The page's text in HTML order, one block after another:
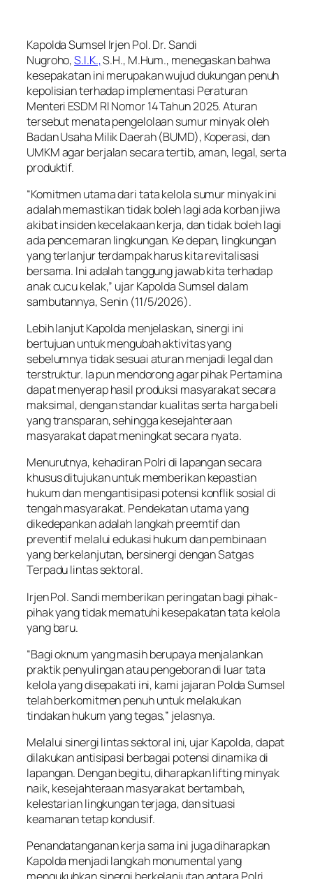
Kapolda Sumsel Irjen Pol. Dr. Sandi
Nugroho,S.I.K.,S.H., M.Hum., menegaskan bahwa
kesepakatan ini merupakan wujud dukungan penuh
kepolisian terhadap implementasi Peraturan
Menteri ESDM RI Nomor 14 Tahun 2025. Aturan
tersebut menata pengelolaan sumur minyak oleh
Badan Usaha Milik Daerah (BUMD), Koperasi, dan
UMKM agar berjalan secara tertib, aman, legal, serta
produktif.
“Komitmen utama dari tata kelola sumur minyak ini
adalah memastikan tidak boleh lagi ada korban jiwa
akibat insiden kecelakaan kerja, dan tidak boleh lagi
ada pencemaran lingkungan. Ke depan, lingkungan
yang terlanjur terdampak harus kita revitalisasi
bersama. Ini adalah tanggung jawab kita terhadap
anak cucu kelak,” ujar Kapolda Sumsel dalam
sambutannya, Senin (11/5/2026).
Lebih lanjut Kapolda menjelaskan, sinergi ini
bertujuan untuk mengubah aktivitas yang
sebelumnya tidak sesuai aturan menjadi legal dan
terstruktur. Ia pun mendorong agar pihak Pertamina
dapat menyerap hasil produksi masyarakat secara
maksimal, dengan standar kualitas serta harga beli
yang transparan, sehingga kesejahteraan
masyarakat dapat meningkat secara nyata.
Menurutnya, kehadiran Polri di lapangan secara
khusus ditujukan untuk memberikan kepastian
hukum dan mengantisipasi potensi konflik sosial di
tengah masyarakat. Pendekatan utama yang
dikedepankan adalah langkah preemtif dan
preventif melalui edukasi hukum dan pembinaan
yang berkelanjutan, bersinergi dengan Satgas
Terpadu lintas sektoral.
Irjen Pol. Sandi memberikan peringatan bagi pihak-
pihak yang tidak mematuhi kesepakatan tata kelola
yang baru.
“Bagi oknum yang masih berupaya menjalankan
praktik penyulingan atau pengeboran di luar tata
kelola yang disepakati ini, kami jajaran Polda Sumsel
telah berkomitmen penuh untuk melakukan
tindakan hukum yang tegas,” jelasnya.
Melalui sinergi lintas sektoral ini, ujar Kapolda, dapat
dilakukan antisipasi berbagai potensi dinamika di
lapangan. Dengan begitu, diharapkan lifting minyak
naik, kesejahteraan masyarakat bertambah,
kelestarian lingkungan terjaga, dan situasi
keamanan tetap kondusif.
Penandatanganan kerja sama ini juga diharapkan
Kapolda menjadi langkah monumental yang